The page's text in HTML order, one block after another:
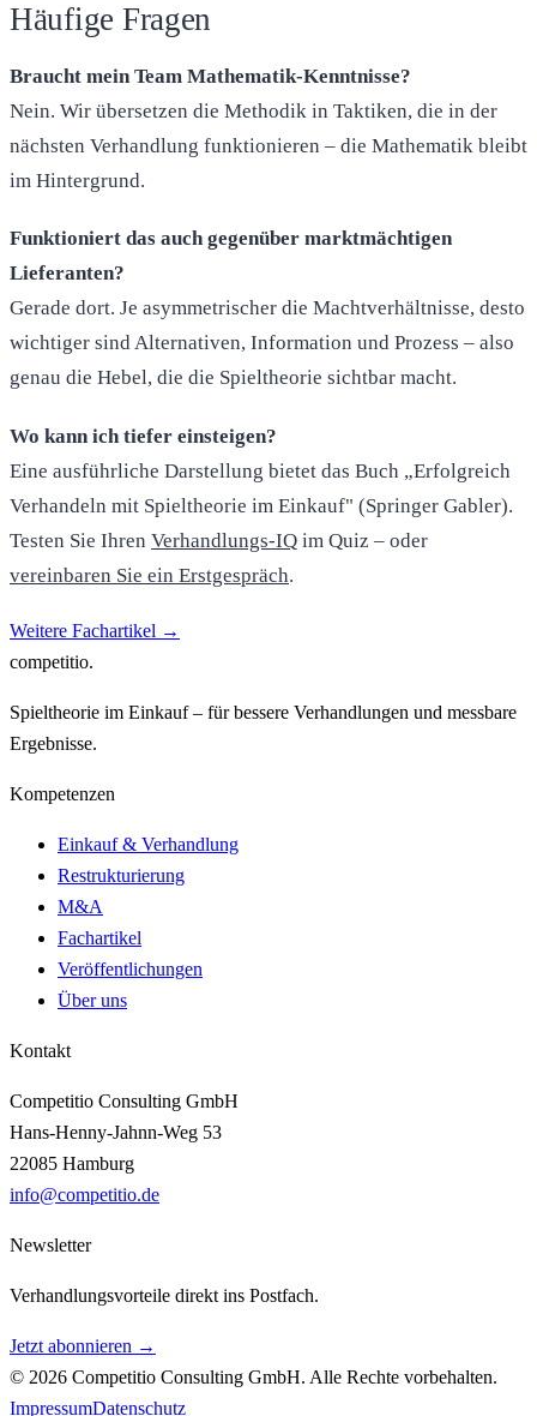
Häufige Fragen
Braucht mein Team Mathematik-Kenntnisse?
Nein. Wir übersetzen die Methodik in Taktiken, die in der
nächsten Verhandlung funktionieren – die Mathematik bleibt
im Hintergrund.
Funktioniert das auch gegenüber marktmächtigen
Lieferanten?
Gerade dort. Je asymmetrischer die Machtverhältnisse, desto
wichtiger sind Alternativen, Information und Prozess – also
genau die Hebel, die die Spieltheorie sichtbar macht.
Wo kann ich tiefer einsteigen?
Eine ausführliche Darstellung bietet das Buch „Erfolgreich
Verhandeln mit Spieltheorie im Einkauf" (Springer Gabler).
Testen Sie Ihren Verhandlungs-IQ im Quiz – oder
vereinbaren Sie ein Erstgespräch.
Weitere Fachartikel →
competitio.
Spieltheorie im Einkauf – für bessere Verhandlungen und messbare
Ergebnisse.
Kompetenzen
Einkauf & Verhandlung
Restrukturierung
M&A
Fachartikel
Veröffentlichungen
Über uns
Kontakt
Competitio Consulting GmbH
Hans-Henny-Jahnn-Weg 53
22085 Hamburg
info@competitio.de
Newsletter
Verhandlungsvorteile direkt ins Postfach.
Jetzt abonnieren →
© 2026 Competitio Consulting GmbH. Alle Rechte vorbehalten.
ImpressumDatenschutz